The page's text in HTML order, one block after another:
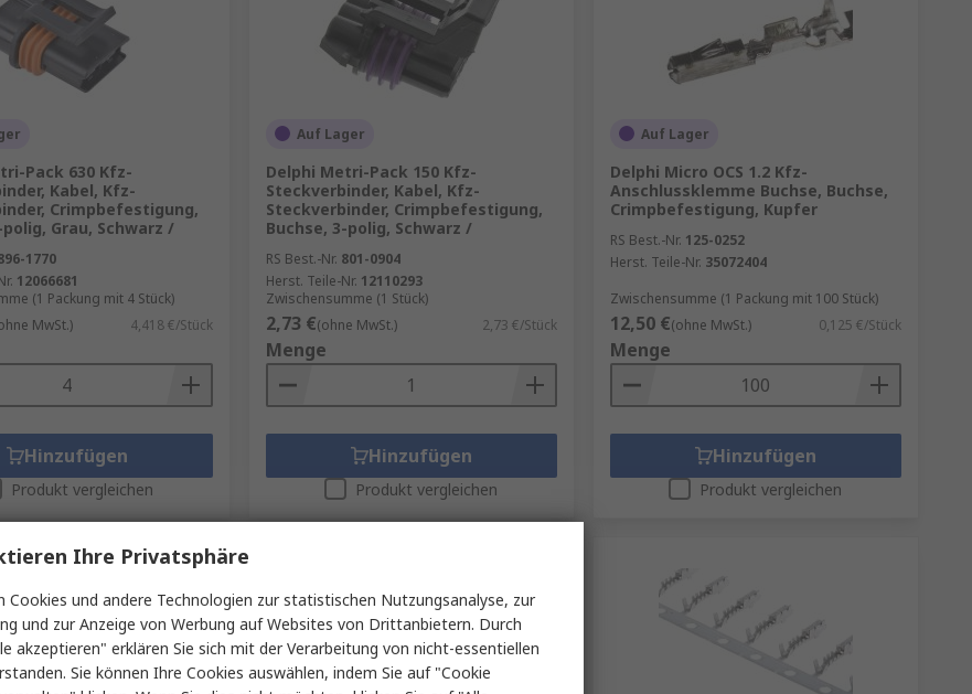
Pack 630 Kfz-
Kabel, Kfz-
Crimpbefestigung,
Grau, Schwarz /
1770
12066681
(1 Packung mit 4 Stück)
MwSt.) 4,418 €/Stück
Hinzufügen
Produkt vergleichen
Auf Lager
Delphi Metri-Pack 150 Kfz-
Steckverbinder, Kabel, Kfz-
Steckverbinder, Crimpbefestigung,
Buchse, 3-polig, Schwarz /
RS Best.-Nr. 801-0904
Herst. Teile-Nr. 12110293
Zwischensumme (1 Stück)
2,73 €(ohne MwSt.) 2,73 €/Stück
Menge
Hinzufügen
Produkt vergleichen
Auf Lager
Delphi Micro OCS 1.2 Kfz-
Anschlussklemme Buchse, Buchse,
Crimpbefestigung, Kupfer
RS Best.-Nr. 125-0252
Herst. Teile-Nr. 35072404
Zwischensumme (1 Packung mit 100 Stück)
12,50 €(ohne MwSt.) 0,125 €/Stück
Menge
Hinzufügen
Produkt vergleichen
Ihre Privatsphäre
Cookies und andere Technologien zur statistischen Nutzungsanalyse, zur
und zur Anzeige von Werbung auf Websites von Drittanbietern. Durch
akzeptieren" erklären Sie sich mit der Verarbeitung von nicht-essentiellen
Sie können Ihre Cookies auswählen, indem Sie auf "Cookie